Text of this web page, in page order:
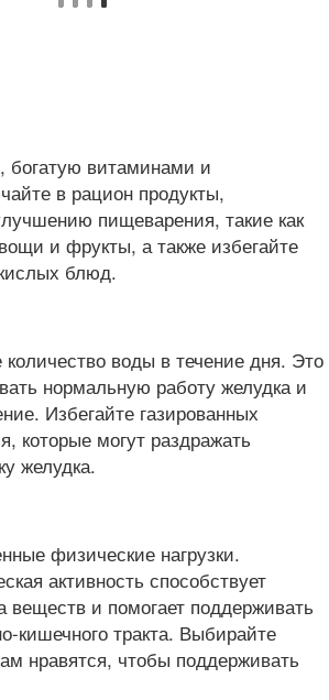
богатую витаминами и
в рацион продукты,
пищеварения, такие как
и фрукты, а также избегайте
блюд.
количество воды в течение дня. Это
нормальную работу желудка и
Избегайте газированных
которые могут раздражать
желудка.
физические нагрузки.
активность способствует
и помогает поддерживать
кишечного тракта. Выбирайте
нравятся, чтобы поддерживать